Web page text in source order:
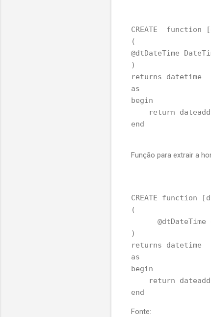
CREATE  function
(
@dtDateTime
)
returns datetime
as
begin
return
Função para extrair a
CREATE function
(
@dtDateTime
)
returns datetime
as
begin
return
Fonte: